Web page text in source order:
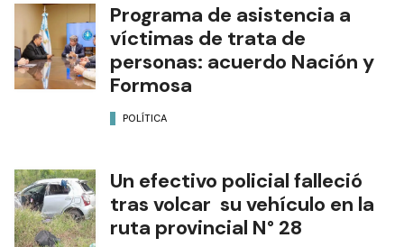
Programa de asistencia a
víctimas de trata de
personas: acuerdo Nación y
Formosa
POLÍTICA
Un efectivo policial falleció
tras volcar su vehículo en la
ruta provincial N° 28